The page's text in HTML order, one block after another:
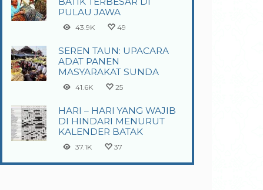
PULAU JAWA
43.9K 49
SEREN TAUN: UPACARA
ADAT PANEN
MASYARAKAT SUNDA
41.6K 25
HARI – HARI YANG WAJIB
DI HINDARI MENURUT
KALENDER BATAK
37.1K 37